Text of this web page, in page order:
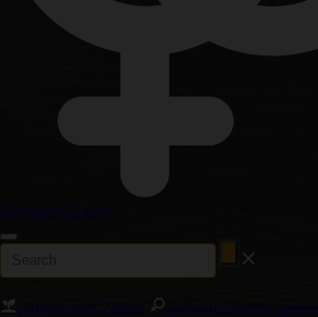
Reguliere Zaden
Autoflower Zaden Gefeminiseerde zaden